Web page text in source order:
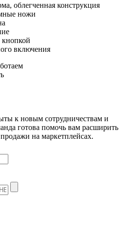
облегченная конструкция
ножи
включения
к новым сотрудничествам и
готова помочь вам расширить
на маркетплейсах.